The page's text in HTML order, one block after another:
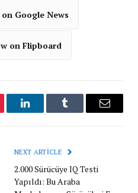
Google News
on Flipboard
LinkedInTumblr Email
NEXT ARTICLE
2.000 Sürücüye IQ Testi
Yapıldı: Bu Araba